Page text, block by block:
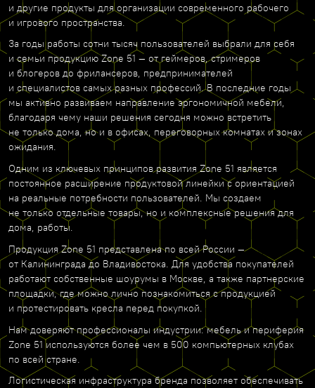
и другие продукты для организации современного рабочего
и игрового пространства.
За годы работы сотни тысяч пользователей выбрали для себя
и семьи продукцию Zone 51 — от геймеров, стримеров
и блогеров до фрилансеров, предпринимателей
и специалистов самых разных профессий. В последние годы
мы активно развиваем направление эргономичной мебели,
благодаря чему наши решения сегодня можно встретить
не только дома, но и в офисах, переговорных комнатах и зонах
ожидания.
Одним из ключевых принципов развития Zone 51 является
постоянное расширение продуктовой линейки с ориентацией
на реальные потребности пользователей. Мы создаем
не только отдельные товары, но и комплексные решения для
дома, работы.
Продукция Zone 51 представлена по всей России —
от Калининграда до Владивостока. Для удобства покупателей
работают собственные шоурумы в Москве, а также партнерские
площадки, где можно лично познакомиться с продукцией
и протестировать кресла перед покупкой.
Нам доверяют профессионалы индустрии: мебель и периферия
Zone 51 используются более чем в 500 компьютерных клубах
по всей стране.
Логистическая инфраструктура бренда позволяет обеспечивать